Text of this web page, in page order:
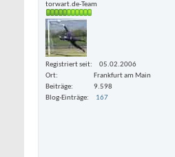
torwart.de-Team
Registriert seit
05.02.2006
Ort
Frankfurt am Main
Beiträge
9.598
Blog-Einträge
167